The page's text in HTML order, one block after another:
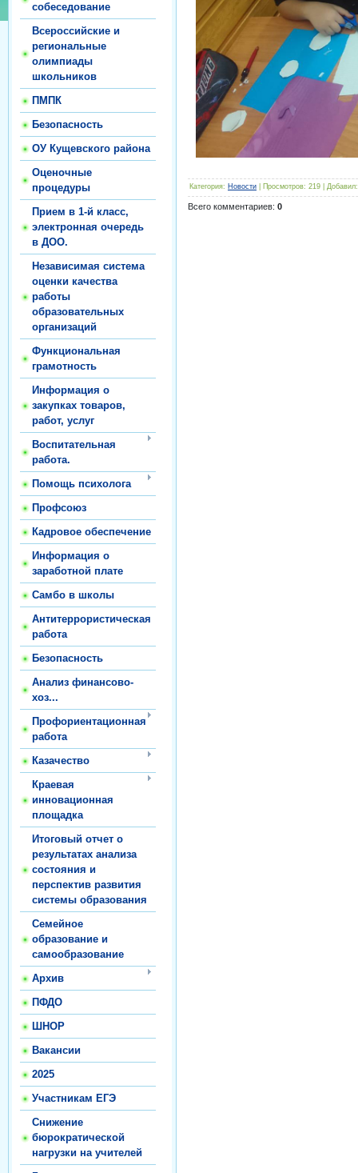
собеседование
Всероссийские и
региональные
олимпиады
школьников
ПМПК
Безопасность
ОУ Кущевского района
Оценочные
процедуры
Прием в 1-й класс,
электронная очередь
в ДОО.
Независимая система
оценки качества
работы
образовательных
организаций
Функциональная
грамотность
Информация о
закупках товаров,
работ, услуг
Воспитательная
работа.
Помощь психолога
Профсоюз
Кадровое обеспечение
Информация о
заработной плате
Самбо в школы
Антитеррористическая
работа
Безопасность
Анализ финансово-
хоз...
Профориентационная
работа
Казачество
Краевая
инновационная
площадка
Итоговый отчет о
результатах анализа
состояния и
перспектив развития
системы образования
Семейное
образование и
самообразование
Архив
ПФДО
ШНОР
Вакансии
2025
Участникам ЕГЭ
Снижение
бюрократической
нагрузки на учителей
Категория: Новости Просмотров: 219 Добавил:
Всего комментариев: 0